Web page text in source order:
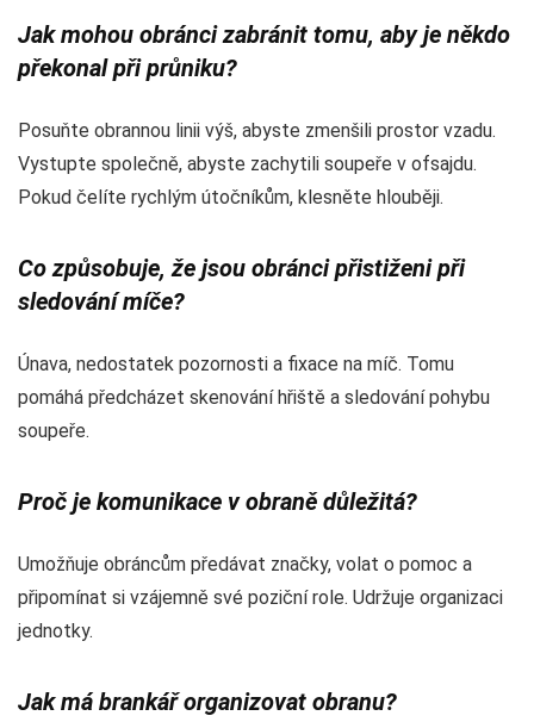
Jak mohou obránci zabránit tomu, aby je někdo
překonal při průniku?
Posuňte obrannou linii výš, abyste zmenšili prostor vzadu.
Vystupte společně, abyste zachytili soupeře v ofsajdu.
Pokud čelíte rychlým útočníkům, klesněte hlouběji.
Co způsobuje, že jsou obránci přistiženi při
sledování míče?
Únava, nedostatek pozornosti a fixace na míč. Tomu
pomáhá předcházet skenování hřiště a sledování pohybu
soupeře.
Proč je komunikace v obraně důležitá?
Umožňuje obráncům předávat značky, volat o pomoc a
připomínat si vzájemně své poziční role. Udržuje organizaci
jednotky.
Jak má brankář organizovat obranu?